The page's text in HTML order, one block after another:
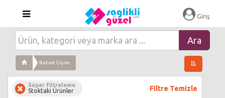
Giriş
Bebek Giyim
Süper Filtreleme
Stoktaki Ürünler Filtre Temizle